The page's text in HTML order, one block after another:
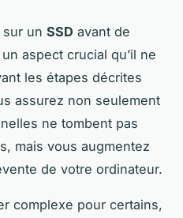
sur un SSD avant de
aspect crucial qu’il ne
les étapes décrites
assurez non seulement
ne tombent pas
mais vous augmentez
de votre ordinateur.
complexe pour certains,